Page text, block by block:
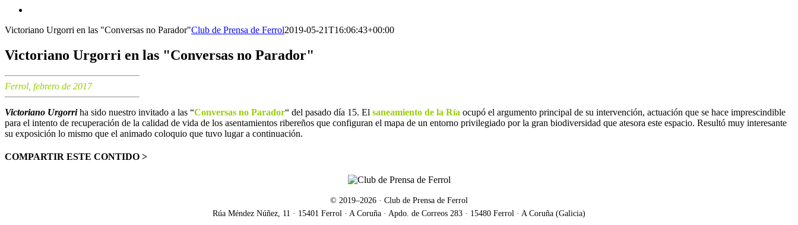
más
Victoriano Urgorri en las "Conversas no Parador"Club de Prensa de Ferrol2019-05-21T16:06:43+00:00
Victoriano Urgorri en las "Conversas no Parador"
Ferrol, febrero de 2017
Victoriano Urgorriha sido nuestro invitado a las “Conversas no Parador“ del pasado día 15. El saneamiento de la Ría ocupó el argumento principal de su intervención, actuación que se hace imprescindible
para el intento de recuperación de la calidad de vida de los asentamientos ribereños que configuran el mapa de un entorno privilegiado por la gran biodiversidad que atesora este espacio. Resultó muy interesante
su exposición lo mismo que el animado coloquio que tuvo lugar a continuación.
COMPARTIR ESTE CONTIDO >
© 2019–2026 · Club de Prensa de Ferrol
Rúa Méndez Núñez, 11 · 15401 Ferrol · A Coruña · Apdo. de Correos 283 · 15480 Ferrol · A Coruña (Galicia)